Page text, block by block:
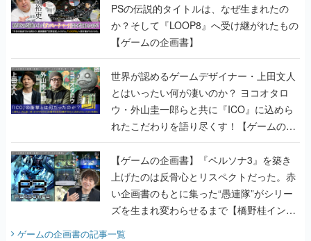
PSの伝説的タイトルは、なぜ生まれたの
か？そして『LOOP8』へ受け継がれたもの
【ゲームの企画書】
世界が認めるゲームデザイナー・上田文人
とはいったい何が凄いのか？ ヨコオタロ
ウ・外山圭一郎らと共に『ICO』に込めら
れたこだわりを語り尽くす！【ゲームの企
画書】
【ゲームの企画書】『ペルソナ3』を築き
上げたのは反骨心とリスペクトだった。赤
い企画書のもとに集った“愚連隊”がシリー
ズを生まれ変わらせるまで【橋野桂インタ
ゲームの企画書の記事一覧